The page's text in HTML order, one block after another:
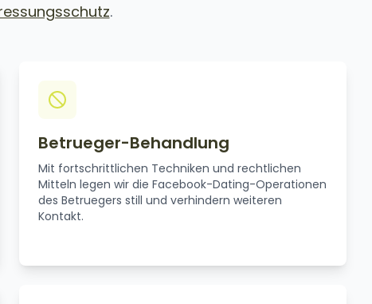
.
Betrueger-Behandlung
Mit fortschrittlichen Techniken und rechtlichen
Mitteln legen wir die Facebook-Dating-Operationen
des Betruegers still und verhindern weiteren
Kontakt.